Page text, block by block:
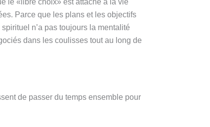
le «libre choix» est attaché à la vie
Parce que les plans et les objectifs
n’a pas toujours la mentalité
dans les coulisses tout au long de
de passer du temps ensemble pour